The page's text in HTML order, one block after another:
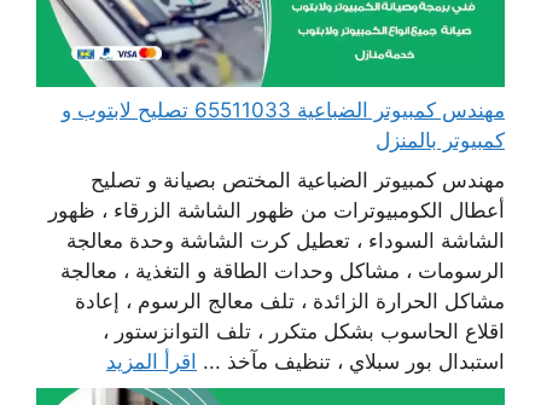
مهندس كمبيوتر الضباعية 65511033 تصليح لابتوب و
كمبيوتر بالمنزل
مهندس كمبيوتر الضباعية المختص بصيانة و تصليح
أعطال الكومبيوترات من ظهور الشاشة الزرقاء ، ظهور
الشاشة السوداء ، تعطيل كرت الشاشة وحدة معالجة
الرسومات ، مشاكل وحدات الطاقة و التغذية ، معالجة
مشاكل الحرارة الزائدة ، تلف معالج الرسوم ، إعادة
اقلاع الحاسوب بشكل متكرر ، تلف التوانزستور ،
استبدال بور سبلاي ، تنظيف مآخذ ... اقرأ المزيد